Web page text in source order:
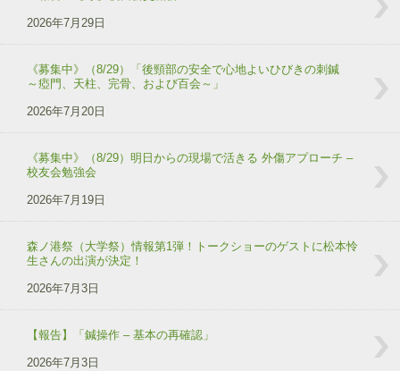
2026年7月29日
《募集中》（8/29）「後頸部の安全で心地よいひびきの刺鍼
～瘂門、天柱、完骨、および百会～」
2026年7月20日
《募集中》（8/29）明日からの現場で活きる 外傷アプローチ –
校友会勉強会
2026年7月19日
森ノ港祭（大学祭）情報第1弾！トークショーのゲストに松本怜
生さんの出演が決定！
2026年7月3日
【報告】「鍼操作 – 基本の再確認」
2026年7月3日